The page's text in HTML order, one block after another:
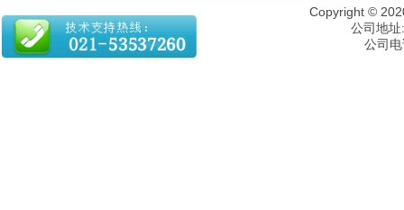
Copyright ©
公司地
公司